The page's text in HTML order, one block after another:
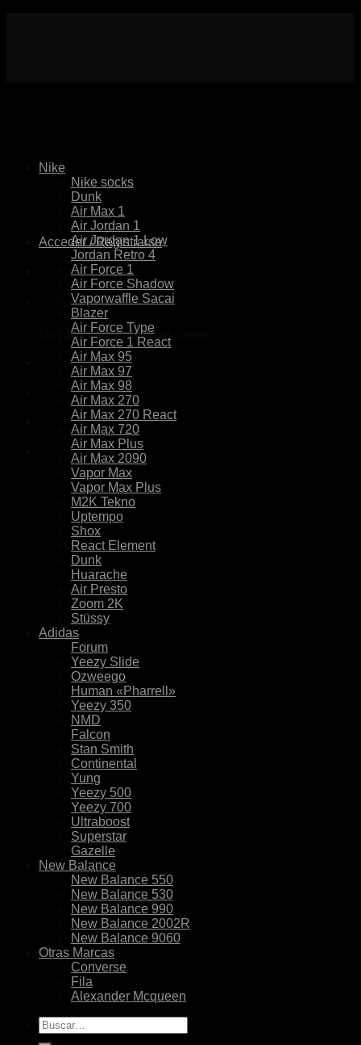
Acceder / Registrarse
Carrito
No hay productos en el carrito.
Nike
Nike socks
Dunk
Air Max 1
Air Jordan 1
Air Jordan 1 Low
Jordan Retro 4
Air Force 1
Air Force Shadow
Vaporwaffle Sacai
Blazer
Air Force Type
Air Force 1 React
Air Max 95
Air Max 97
Air Max 98
Air Max 270
Air Max 270 React
Air Max 720
Air Max Plus
Air Max 2090
Vapor Max
Vapor Max Plus
M2K Tekno
Uptempo
Shox
React Element
Dunk
Huarache
Air Presto
Zoom 2K
Stüssy
Adidas
Forum
Yeezy Slide
Ozweego
Human «Pharrell»
Yeezy 350
NMD
Falcon
Stan Smith
Continental
Yung
Yeezy 500
Yeezy 700
Ultraboost
Superstar
Gazelle
New Balance
New Balance 550
New Balance 530
New Balance 990
New Balance 2002R
New Balance 9060
Otras Marcas
Converse
Fila
Alexander Mcqueen
Buscar
por: